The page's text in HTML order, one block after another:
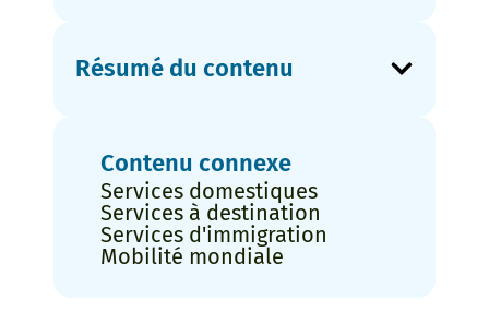
Résumé du contenu
Contenu connexe
Services domestiques
Services à destination
Services d'immigration
Mobilité mondiale